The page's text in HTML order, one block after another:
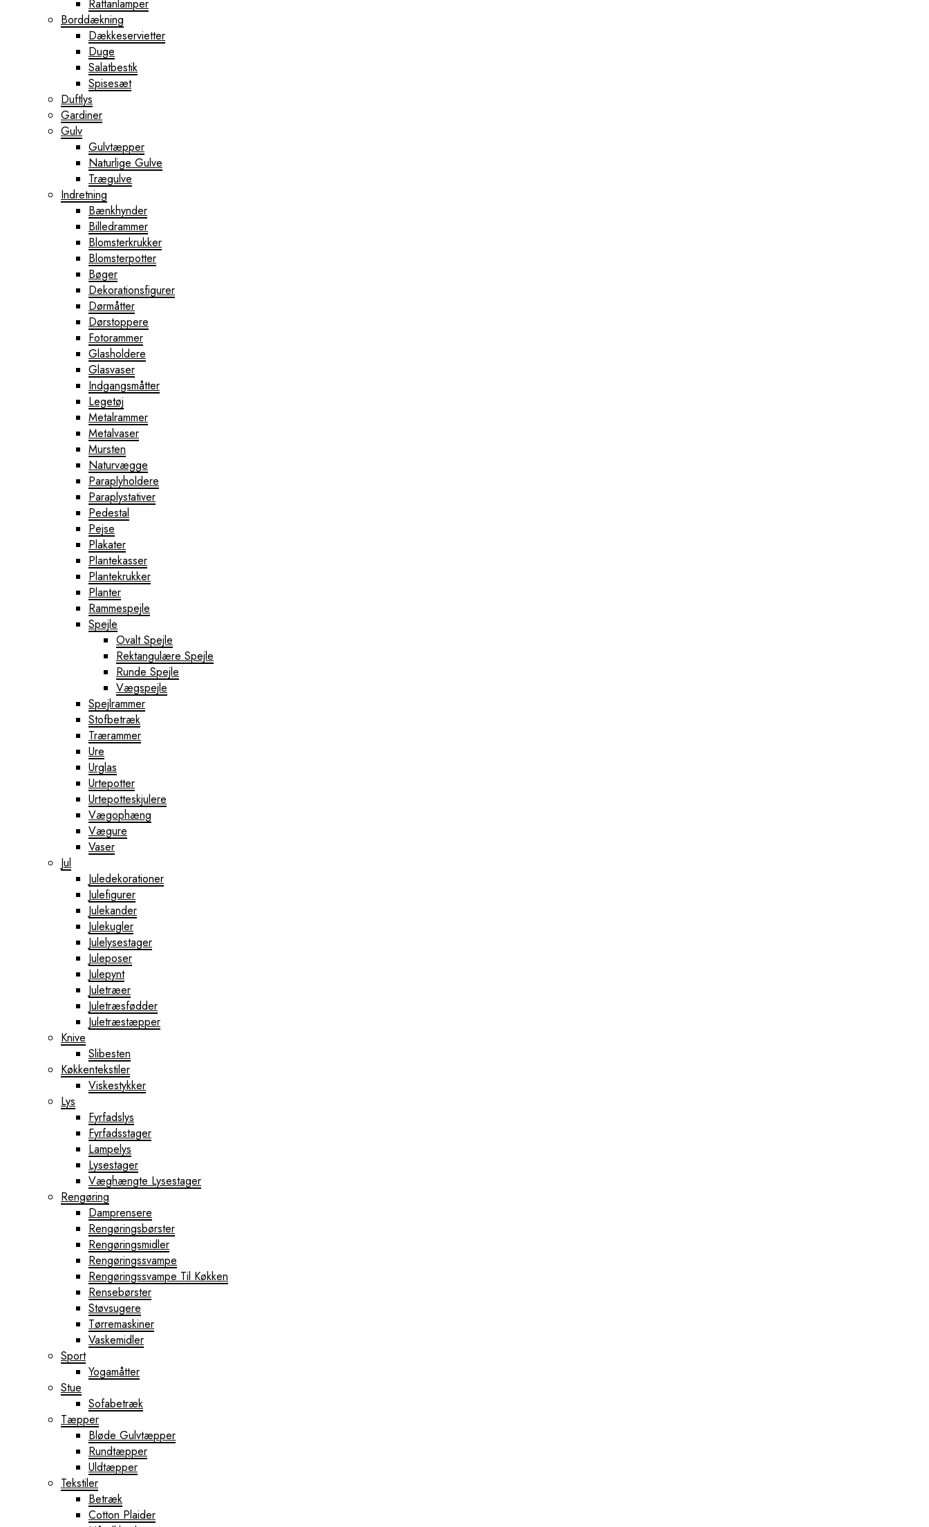
Rattanlamper
Borddækning
Dækkeservietter
Duge
Salatbestik
Spisesæt
Duftlys
Gardiner
Gulv
Gulvtæpper
Naturlige Gulve
Trægulve
Indretning
Bænkhynder
Billedrammer
Blomsterkrukker
Blomsterpotter
Bøger
Dekorationsfigurer
Dørmåtter
Dørstoppere
Fotorammer
Glasholdere
Glasvaser
Indgangsmåtter
Legetøj
Metalrammer
Metalvaser
Mursten
Naturvægge
Paraplyholdere
Paraplystativer
Pedestal
Pejse
Plakater
Plantekasser
Plantekrukker
Planter
Rammespejle
Spejle
Ovalt Spejle
Rektangulære Spejle
Runde Spejle
Vægspejle
Spejlrammer
Stofbetræk
Trærammer
Ure
Urglas
Urtepotter
Urtepotteskjulere
Vægophæng
Vægure
Vaser
Jul
Juledekorationer
Julefigurer
Julekander
Julekugler
Julelysestager
Juleposer
Julepynt
Juletræer
Juletræsfødder
Juletræstæpper
Knive
Slibesten
Køkkentekstiler
Viskestykker
Lys
Fyrfadslys
Fyrfadsstager
Lampelys
Lysestager
Væghængte Lysestager
Rengøring
Damprensere
Rengøringsbørster
Rengøringsmidler
Rengøringssvampe
Rengøringssvampe Til Køkken
Rensebørster
Støvsugere
Tørremaskiner
Vaskemidler
Sport
Yogamåtter
Stue
Sofabetræk
Tæpper
Bløde Gulvtæpper
Rundtæpper
Uldtæpper
Tekstiler
Betræk
Cotton Plaider